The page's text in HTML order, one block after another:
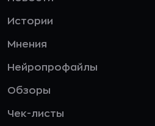
Истории
Мнения
Нейропрофайлы
Обзоры
Чек-листы